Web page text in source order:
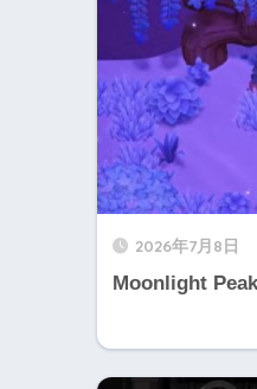
2026年7月8日
Moonlight